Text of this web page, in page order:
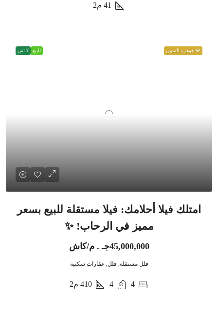
41 م2
💎 جوهرة السوق للبيع كـاش
امتلك فيلا أحلامك: فيلا مستقلة للبيع بسعر
مميز في الرحاب! ✨
45,000,000جـ . م/كاش
فلل مستقلة, فلل, عقارات سكنية
4
4
410 م2